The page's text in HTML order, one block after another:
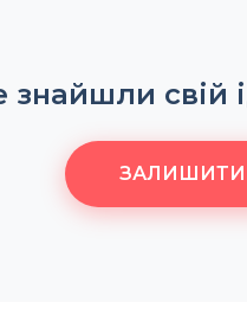
знайшли свій
ЗАЛИШИТИ